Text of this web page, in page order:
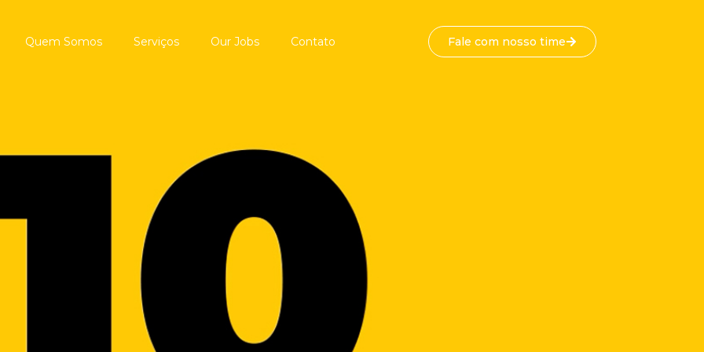
Quem Somos Serviços Our Jobs Contato Fale com nosso time